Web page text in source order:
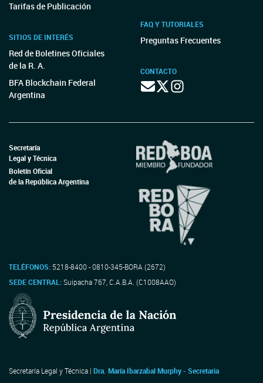
Tarifas de Publicación
SITIOS DE INTERÉS
Red de Boletines Oficiales
de la R. A.
BFA Blockchain Federal
Argentina
FAQ Y TUTORIALES
Preguntas Frecuentes
CONTACTO
Secretaría
Legal y Técnica
Boletín Oficial
de la República Argentina
TELÉFONOS: 5218-8400 - 0810-345-BORA (2672)
SEDE CENTRAL:Suipacha 767, C.A.B.A. (C1008AAO)
Secretaría Legal y Técnica | Dra. María Ibarzabal Murphy - Secretaria